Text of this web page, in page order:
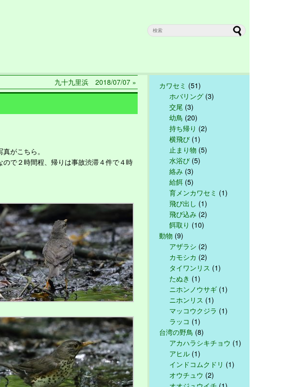
九十九里浜 2018/07/07 »
がこちら。
で２時間程、帰りは事故渋滞４件で４時
カワセミ (51)
ホバリング (3)
交尾 (3)
幼鳥 (20)
持ち帰り (2)
横飛び (1)
止まり物 (5)
水浴び (5)
絡み (3)
給餌 (5)
育メンカワセミ (1)
飛び出し (1)
飛び込み (2)
餌取り (10)
動物 (9)
アザラシ (2)
カモシカ (2)
タイワンリス (1)
たぬき (1)
ニホンノウサギ (1)
ニホンリス (1)
マッコウクジラ (1)
ラッコ (1)
台湾の野鳥 (8)
アカハラシキチョウ (1)
アヒル (1)
インドコムクドリ (1)
オウチュウ (2)